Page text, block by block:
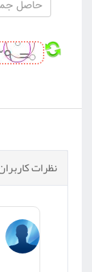
نظرات